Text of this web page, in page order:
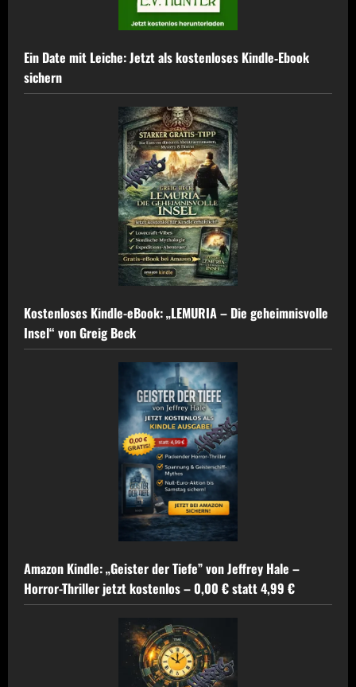
Ein Date mit Leiche: Jetzt als kostenloses Kindle‑Ebook
sichern
Kostenloses Kindle-eBook: „LEMURIA – Die geheimnisvolle
Insel“ von Greig Beck
Amazon Kindle: „Geister der Tiefe” von Jeffrey Hale –
Horror-Thriller jetzt kostenlos – 0,00 € statt 4,99 €